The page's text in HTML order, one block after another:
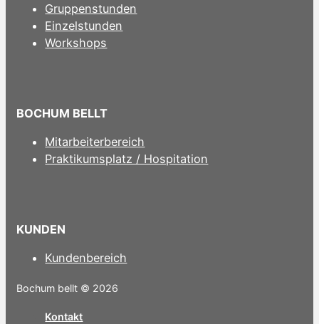
Gruppenstunden
Einzelstunden
Workshops
BOCHUM BELLT
Mitarbeiterbereich
Praktikumsplatz / Hospitation
KUNDEN
Kundenbereich
Bochum bellt © 2026
Kontakt